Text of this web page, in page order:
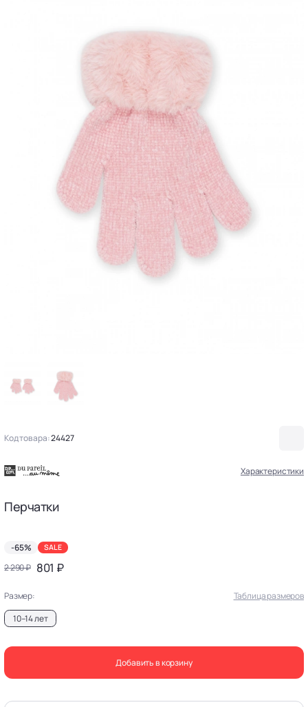
Код товара:24427
Характеристики
Перчатки
-65% SALE
2 290 ₽ 801 ₽
Размер:
Таблица размеров
10–14 лет
Добавить в корзину